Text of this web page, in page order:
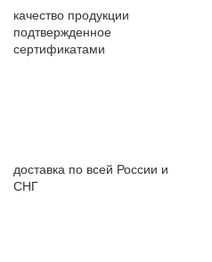
качество продукции
подтвержденное
сертификатами
доставка по всей России и
СНГ